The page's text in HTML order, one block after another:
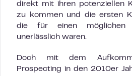
direkt mit ihren potenziellen
zu kommen und die ersten
die für einen möglichen
unerlässlich waren.
Doch mit dem
Prospecting in den 2010er